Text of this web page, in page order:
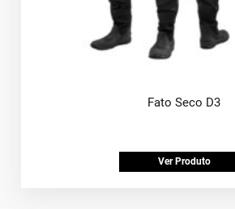
Fato Seco D3
Ver Produto